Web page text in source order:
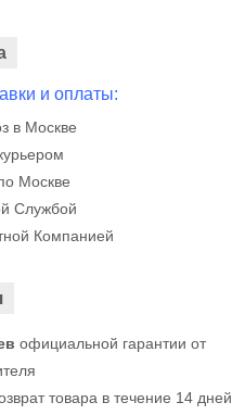
и оплаты:
в Москве
Москве
Службой
Компанией
официальной гарантии от
товара в течение 14 дней